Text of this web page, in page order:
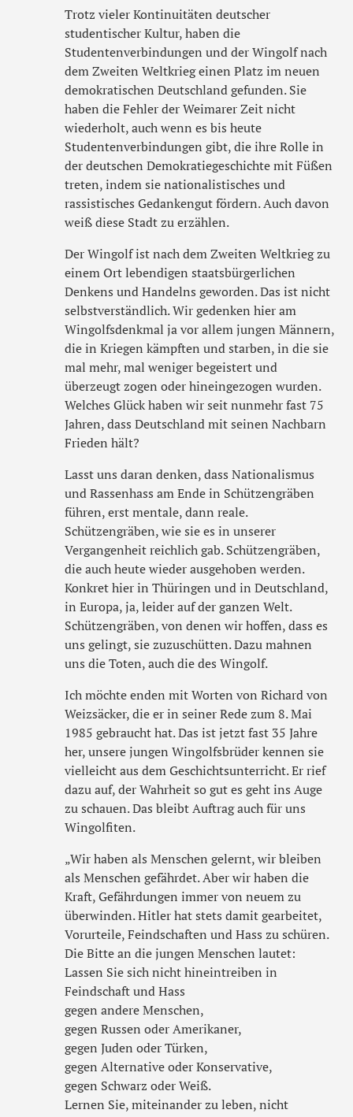
Trotz vieler Kontinuitäten deutscher
studentischer Kultur, haben die
Studentenverbindungen und der Wingolf nach
dem Zweiten Weltkrieg einen Platz im neuen
demokratischen Deutschland gefunden. Sie
haben die Fehler der Weimarer Zeit nicht
wiederholt, auch wenn es bis heute
Studentenverbindungen gibt, die ihre Rolle in
der deutschen Demokratiegeschichte mit Füßen
treten, indem sie nationalistisches und
rassistisches Gedankengut fördern. Auch davon
weiß diese Stadt zu erzählen.
Der Wingolf ist nach dem Zweiten Weltkrieg zu
einem Ort lebendigen staatsbürgerlichen
Denkens und Handelns geworden. Das ist nicht
selbstverständlich. Wir gedenken hier am
Wingolfsdenkmal ja vor allem jungen Männern,
die in Kriegen kämpften und starben, in die sie
mal mehr, mal weniger begeistert und
überzeugt zogen oder hineingezogen wurden.
Welches Glück haben wir seit nunmehr fast 75
Jahren, dass Deutschland mit seinen Nachbarn
Frieden hält?
Lasst uns daran denken, dass Nationalismus
und Rassenhass am Ende in Schützengräben
führen, erst mentale, dann reale.
Schützengräben, wie sie es in unserer
Vergangenheit reichlich gab. Schützengräben,
die auch heute wieder ausgehoben werden.
Konkret hier in Thüringen und in Deutschland,
in Europa, ja, leider auf der ganzen Welt.
Schützengräben, von denen wir hoffen, dass es
uns gelingt, sie zuzuschütten. Dazu mahnen
uns die Toten, auch die des Wingolf.
Ich möchte enden mit Worten von Richard von
Weizsäcker, die er in seiner Rede zum 8. Mai
1985 gebraucht hat. Das ist jetzt fast 35 Jahre
her, unsere jungen Wingolfsbrüder kennen sie
vielleicht aus dem Geschichtsunterricht. Er rief
dazu auf, der Wahrheit so gut es geht ins Auge
zu schauen. Das bleibt Auftrag auch für uns
Wingolfiten.
„Wir haben als Menschen gelernt, wir bleiben
als Menschen gefährdet. Aber wir haben die
Kraft, Gefährdungen immer von neuem zu
überwinden. Hitler hat stets damit gearbeitet,
Vorurteile, Feindschaften und Hass zu schüren.
Die Bitte an die jungen Menschen lautet:
Lassen Sie sich nicht hineintreiben in
Feindschaft und Hass
gegen andere Menschen,
gegen Russen oder Amerikaner,
gegen Juden oder Türken,
gegen Alternative oder Konservative,
gegen Schwarz oder Weiß.
Lernen Sie, miteinander zu leben, nicht